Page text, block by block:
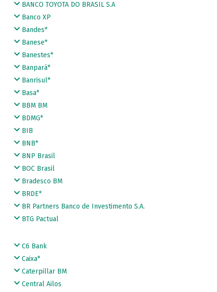
BANCO TOYOTA DO BRASIL S.A
Banco XP
Bandes*
Banese*
Banestes*
Banpará*
Banrisul*
Basa*
BBM BM
BDMG*
BIB
BNB*
BNP Brasil
BOC Brasil
Bradesco BM
BRDE*
BR Partners Banco de Investimento S.A.
BTG Pactual
C6 Bank
Caixa*
Caterpillar BM
Central Ailos